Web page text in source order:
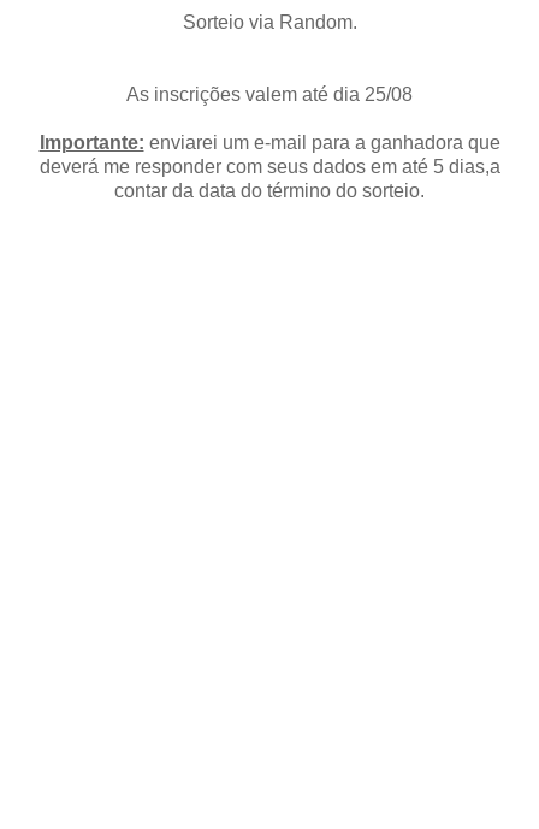
Sorteio via Random.
As inscrições valem até dia 25/08
Importante: enviarei um e-mail para a ganhadora que
deverá me responder com seus dados em até 5 dias,a
contar da data do término do sorteio.